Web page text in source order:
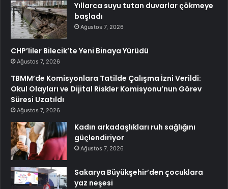
Yıllarca suyu tutan duvarlar çökmeye
başladı
Ağustos 7, 2026
CHP’liler Bilecik’te Yeni Binaya Yürüdü
Ağustos 7, 2026
TBMM’de Komisyonlara Tatilde Çalışma İzni Verildi:
Okul Olayları ve Dijital Riskler Komisyonu’nun Görev
Süresi Uzatıldı
Ağustos 7, 2026
Kadın arkadaşlıkları ruh sağlığını
güçlendiriyor
Ağustos 7, 2026
Sakarya Büyükşehir’den çocuklara
yaz neşesi